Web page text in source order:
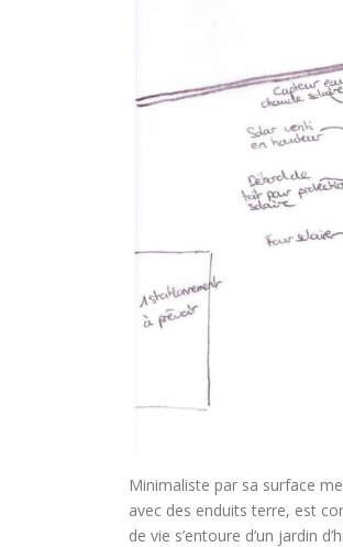
Minimaliste par sa surface
avec des enduits terre, est
de vie s’entoure d’un jardin